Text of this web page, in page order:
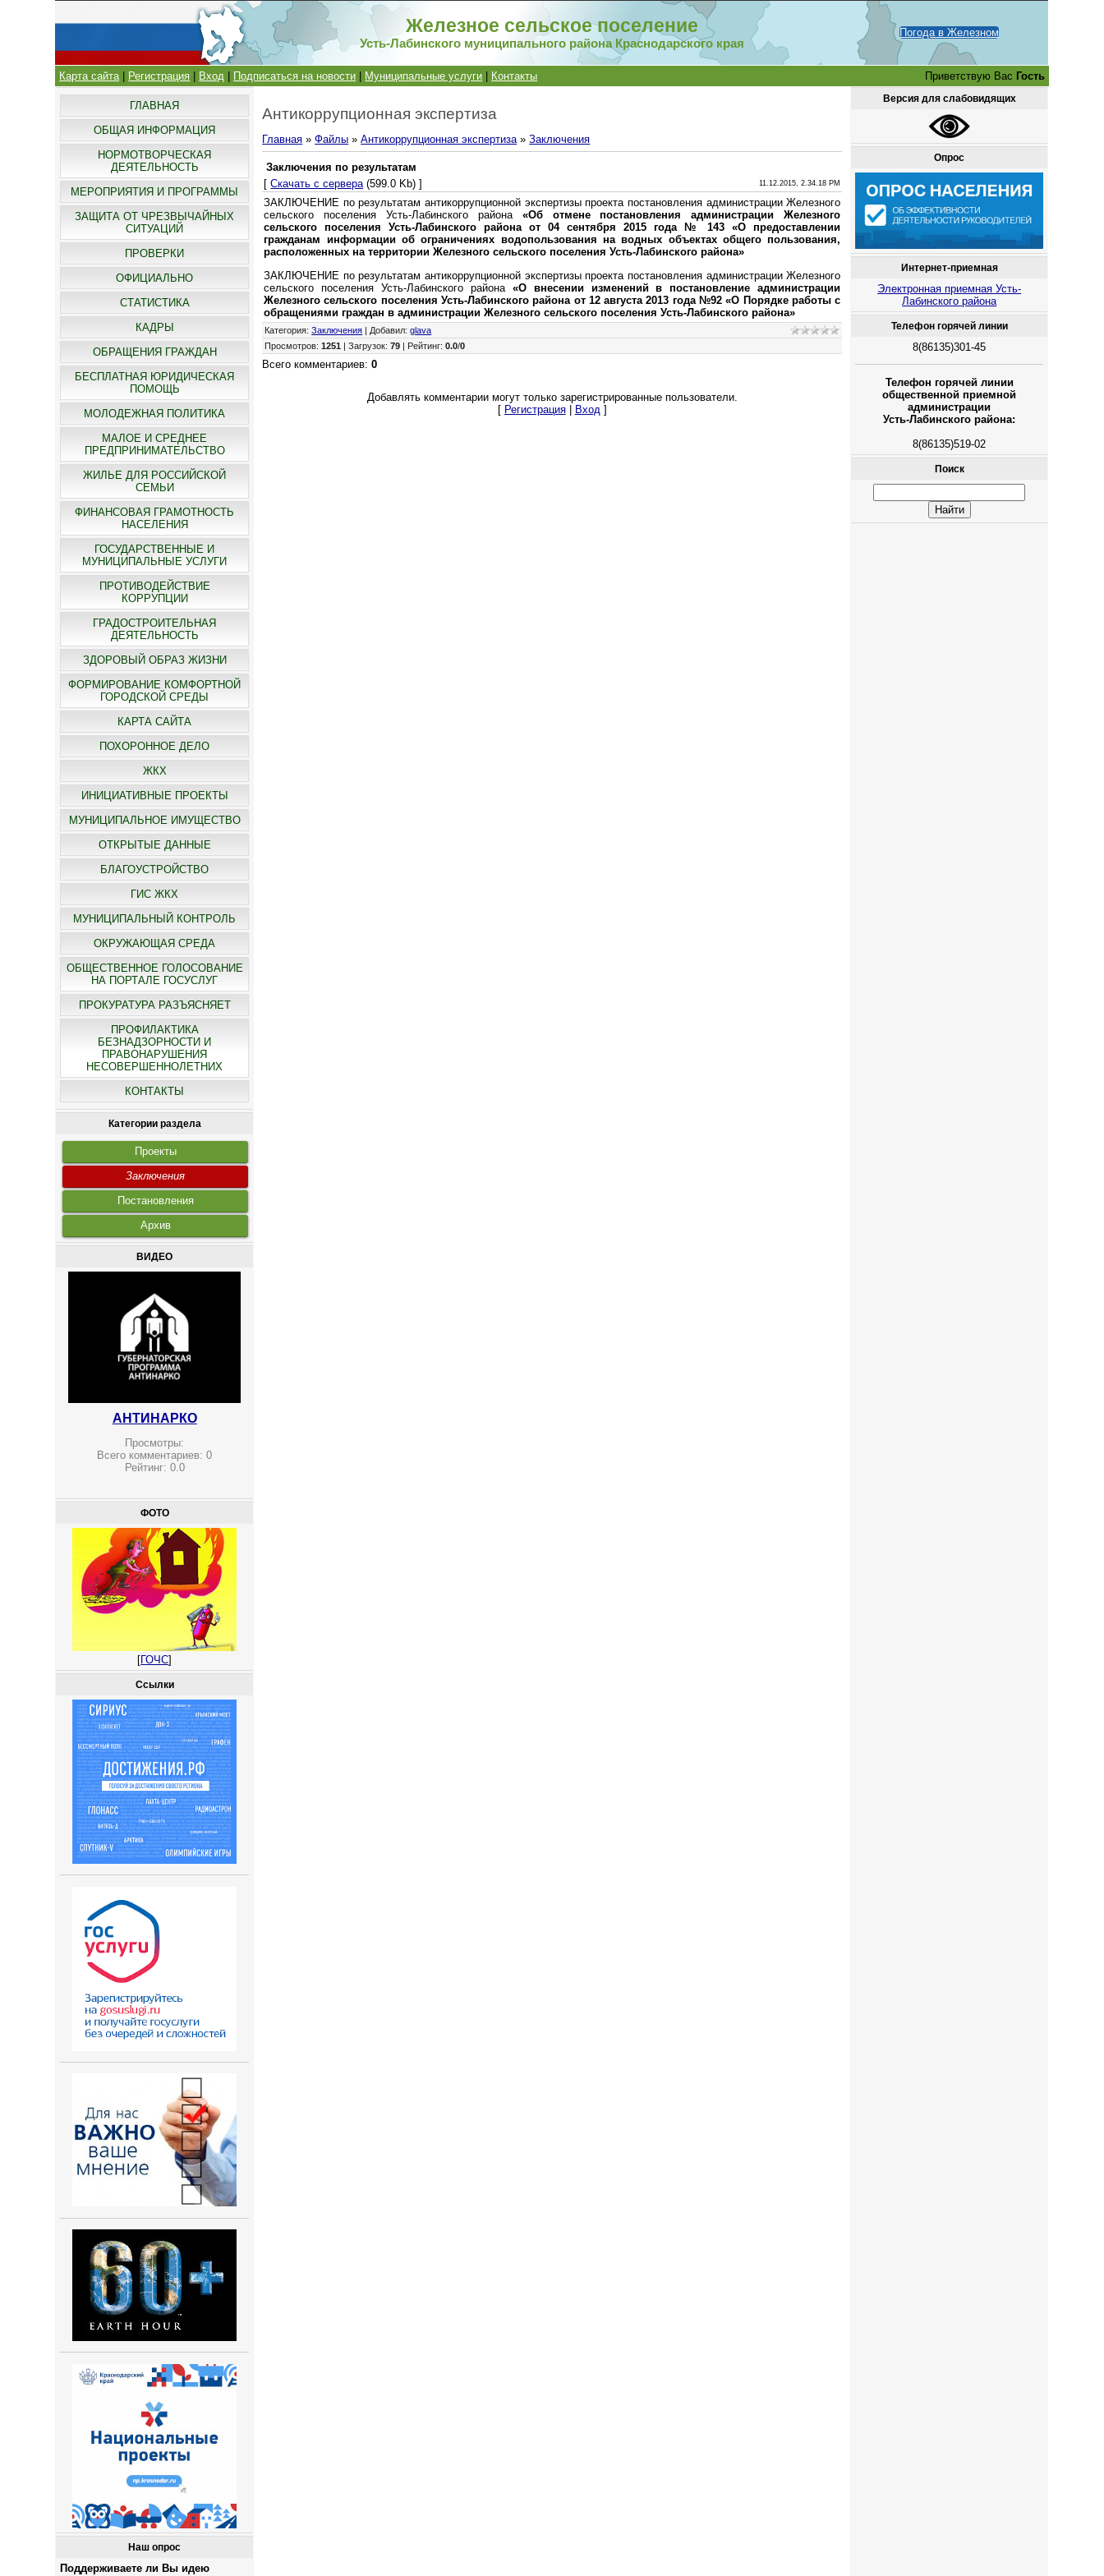
Железное сельское поселение
Усть-Лабинского муниципального района Краснодарского края
Погода в Железном
Карта сайта| Регистрация Вход Подписаться на новости Муниципальные услуги Контакты Приветствую Вас Гость
ГЛАВНАЯ
ОБЩАЯ ИНФОРМАЦИЯ
НОРМОТВОРЧЕСКАЯ
ДЕЯТЕЛЬНОСТЬ
МЕРОПРИЯТИЯ И ПРОГРАММЫ
ЗАЩИТА ОТ ЧРЕЗВЫЧАЙНЫХ
СИТУАЦИЙ
ПРОВЕРКИ
ОФИЦИАЛЬНО
СТАТИСТИКА
КАДРЫ
ОБРАЩЕНИЯ ГРАЖДАН
БЕСПЛАТНАЯ ЮРИДИЧЕСКАЯ
ПОМОЩЬ
МОЛОДЕЖНАЯ ПОЛИТИКА
МАЛОЕ И СРЕДНЕЕ
ПРЕДПРИНИМАТЕЛЬСТВО
ЖИЛЬЕ ДЛЯ РОССИЙСКОЙ
СЕМЬИ
ФИНАНСОВАЯ ГРАМОТНОСТЬ
НАСЕЛЕНИЯ
ГОСУДАРСТВЕННЫЕ И
МУНИЦИПАЛЬНЫЕ УСЛУГИ
ПРОТИВОДЕЙСТВИЕ
КОРРУПЦИИ
ГРАДОСТРОИТЕЛЬНАЯ
ДЕЯТЕЛЬНОСТЬ
ЗДОРОВЫЙ ОБРАЗ ЖИЗНИ
ФОРМИРОВАНИЕ КОМФОРТНОЙ
ГОРОДСКОЙ СРЕДЫ
КАРТА САЙТА
ПОХОРОННОЕ ДЕЛО
ЖКХ
ИНИЦИАТИВНЫЕ ПРОЕКТЫ
МУНИЦИПАЛЬНОЕ ИМУЩЕСТВО
ОТКРЫТЫЕ ДАННЫЕ
БЛАГОУСТРОЙСТВО
ГИС ЖКХ
МУНИЦИПАЛЬНЫЙ КОНТРОЛЬ
ОКРУЖАЮЩАЯ СРЕДА
ОБЩЕСТВЕННОЕ ГОЛОСОВАНИЕ
НА ПОРТАЛЕ ГОСУСЛУГ
ПРОКУРАТУРА РАЗЪЯСНЯЕТ
ПРОФИЛАКТИКА
БЕЗНАДЗОРНОСТИ И
ПРАВОНАРУШЕНИЯ
НЕСОВЕРШЕННОЛЕТНИХ
КОНТАКТЫ
Категории раздела
Проекты
Заключения
Постановления
Архив
ВИДЕО
АНТИНАРКО
Просмотры:
Всего комментариев:0
Рейтинг: 0.0
ФОТО
[ГОЧС]
Ссылки
Наш опрос
Поддерживаете ли Вы идею
Антикоррупционная экспертиза
Главная »Файлы »Антикоррупционная экспертиза»Заключения
Заключения по результатам
[Скачать с сервера(599.0 Kb) ] 11.12.2015, 2.34.18 PM
ЗАКЛЮЧЕНИЕ по результатам антикоррупционной экспертизы проекта постановления администрации Железного
сельского поселения Усть-Лабинского района «Об отмене постановления администрации Железного
сельского поселения Усть-Лабинского района от 04 сентября 2015 года № 143 «О предоставлении
гражданам информации об ограничениях водопользования на водных объектах общего пользования,
расположенных на территории Железного сельского поселения Усть-Лабинского района»
ЗАКЛЮЧЕНИЕ по результатам антикоррупционной экспертизы проекта постановления администрации Железного
сельского поселения Усть-Лабинского района «О внесении изменений в постановление администрации
Железного сельского поселения Усть-Лабинского района от 12 августа 2013 года №92 «О Порядке работы с
обращениями граждан в администрации Железного сельского поселения Усть-Лабинского района»
Категория:Заключения Добавил:glava
Просмотров:1251 |Загрузок:79 Рейтинг:0.0/0
Всего комментариев:0
Добавлять комментарии могут только зарегистрированные пользователи.
[ Регистрация| Вход]
Версия для слабовидящих
Опрос
Интернет-приемная
Электронная приемная Усть-
Лабинского района
Телефон горячей линии
8(86135)301-45
Телефон горячей линии
общественной приемной
администрации
Усть-Лабинского района:
8(86135)519-02
Поиск